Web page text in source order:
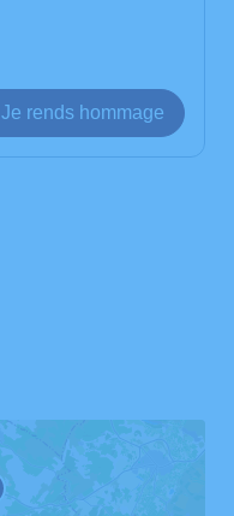
Je rends hommage